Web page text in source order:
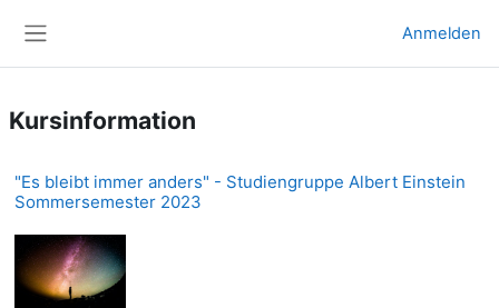
Anmelden
Kursinformation
"Es bleibt immer anders" - Studiengruppe Albert Einstein
Sommersemester 2023